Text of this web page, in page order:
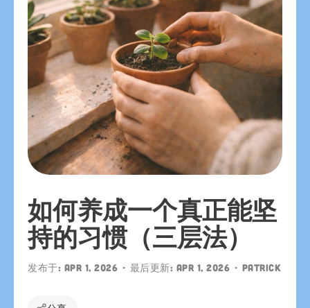
如何养成一个真正能坚
持的习惯（三层法）
发布于: Apr 1, 2026 • 最后更新: Apr 1, 2026 • patrick